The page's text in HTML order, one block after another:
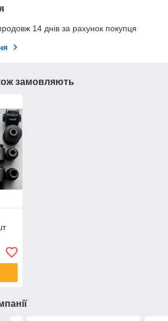
14 днів за рахунок покупця
замовляють